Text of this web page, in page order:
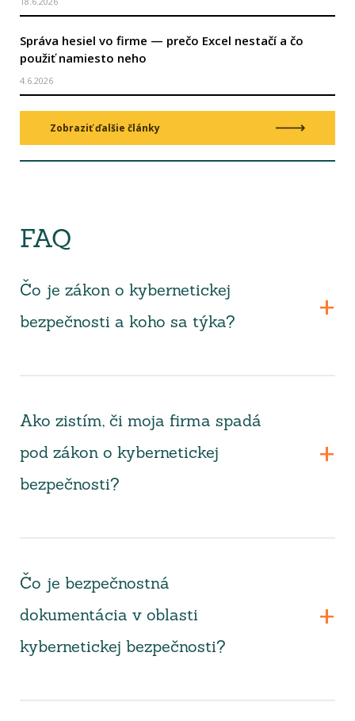
Správa hesiel vo firme — prečo Excel nestačí a čo
použiť namiesto neho
4.6.2026
Zobraziť ďalšie články
FAQ
Čo je zákon o kybernetickej
bezpečnosti a koho sa týka?
Ako zistím, či moja firma spadá
pod zákon o kybernetickej
bezpečnosti?
Čo je bezpečnostná
dokumentácia v oblasti
kybernetickej bezpečnosti?